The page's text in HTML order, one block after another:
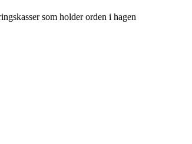
som holder orden i hagen